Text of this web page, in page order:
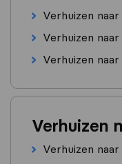
Verhuizen
Verhuizen
Verhuizen
Verhuizen
Verhuizen naar